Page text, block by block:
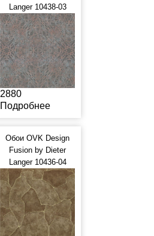
Langer 10438-03
2880
Подробнее
Обои OVK Design
Fusion by Dieter
Langer 10436-04